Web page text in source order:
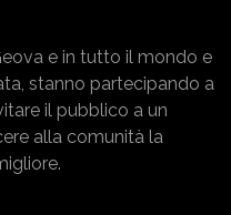
e in tutto il mondo e
stanno partecipando a
il pubblico a un
alla comunità la